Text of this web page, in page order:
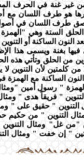
غنة في الحرف
هو طرف اللسان مع أصول
طرف اللسان في
الستة وهي
النون الساكنة أو
فيها بغنة ويسمى هذا
من الحلق وتأتي هذه
من كلمتين لأن التنوين
النون الساكنة مع
" رسول أمين
" فريقاً هدى "
" حقيق على "
التنوين " من حكيم
غل" ومثال التنوين
" إن خفت " ومثال